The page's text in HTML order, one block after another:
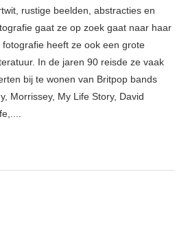
rustige beelden, abstracties en
gaat ze op zoek gaat naar haar
heeft ze ook een grote
In de jaren 90 reisde ze vaak
bij te wonen van Britpop bands
Morrissey, My Life Story, David